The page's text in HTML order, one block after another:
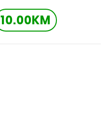
10.00KM